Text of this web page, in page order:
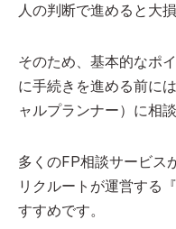
人の判断で進めると大
そのため、基本的なポ
に手続きを進める前に
ャルプランナー）に相
多くのFP相談サービス
リクルートが運営する『
すすめです。